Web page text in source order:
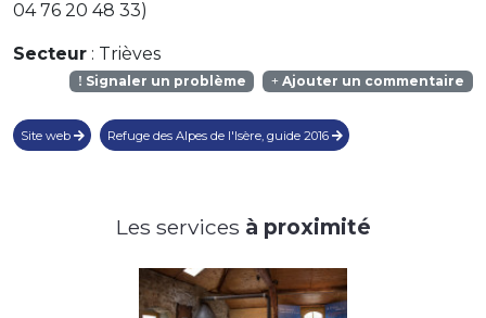
04 76 20 48 33)
Secteur : Trièves
Signaler un problème Ajouter un commentaire
Site web Refuge des Alpes de l'Isère, guide 2016
Les services à proximité